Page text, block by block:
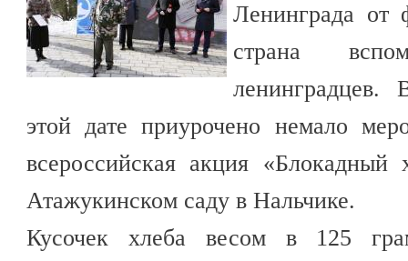
Ленинграда от
страна
ленинградцев.
этой дате приурочено немало
всероссийская акция
Атажукинском саду в Нальчике.
Кусочек хлеба весом в 125